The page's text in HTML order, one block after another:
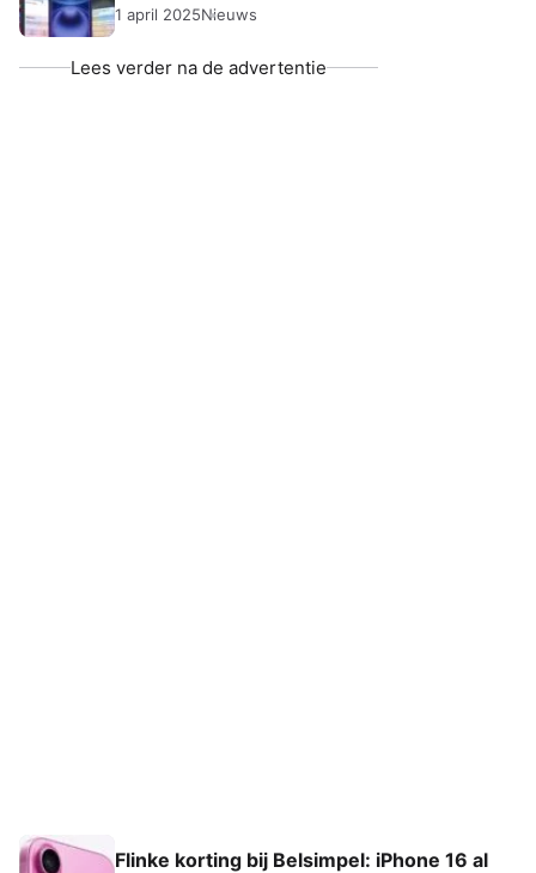
1 april 2025Nieuws
Lees verder na de advertentie
Flinke korting bij Belsimpel: iPhone 16 al